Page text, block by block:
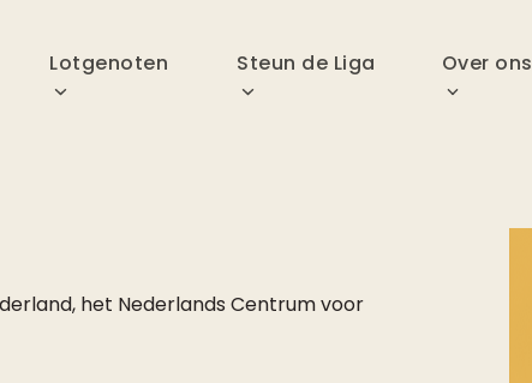
Lotgenoten Steun de Liga Over ons
, het Nederlands Centrum voor